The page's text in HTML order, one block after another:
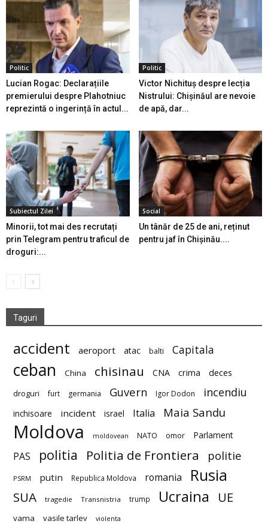
Politic
Lucian Rogac: Declarațiile
premierului despre Plahotniuc
reprezintă o ingerință în actul...
Politic
Victor Nichituș despre lecția
Nistrului: Chișinăul are nevoie
de apă, dar...
Subiectul Zilei
Minorii, tot mai des recrutați
prin Telegram pentru traficul de
droguri:...
Social
Un tânăr de 25 de ani, reținut
pentru jaf în Chișinău....
Taguri
accident aeroport atac balti Capitala
ceban China chisinau CNA crima deces
droguri furt germania Guvern Igor Dodon incendiu
inchisoare incident israel Italia Maia Sandu
Moldova moldovean NATO omor Parlament
PAS politia Politia de Frontiera politie
PSRM putin Republica Moldova romania Rusia
SUA tragedie Transnistria trump Ucraina UE
vama vasile tarlev violenta